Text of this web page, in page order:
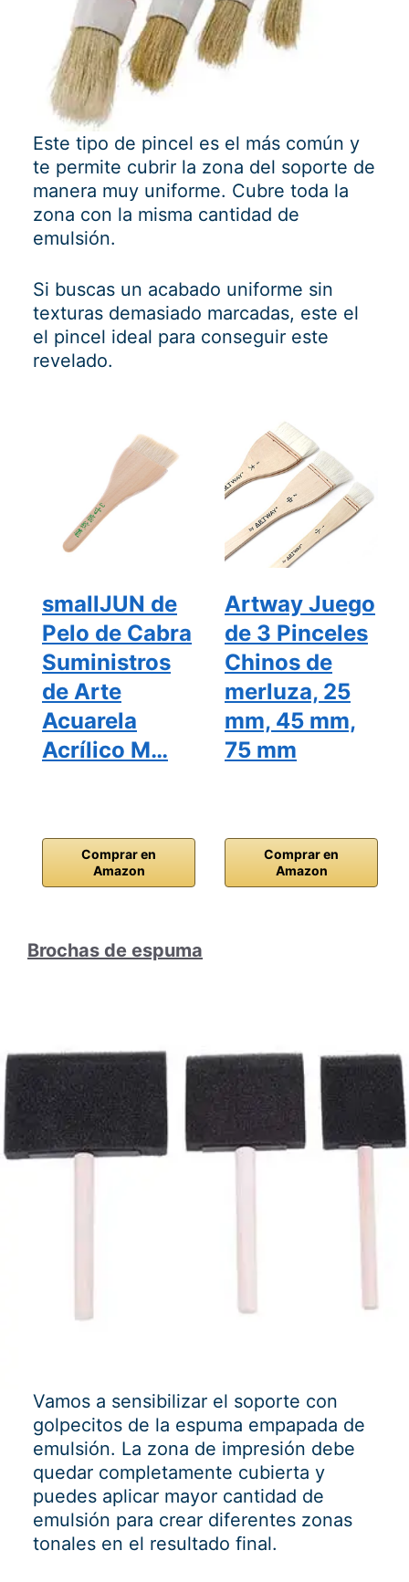
Este tipo de pincel es el más común y
te permite cubrir la zona del soporte de
manera muy uniforme. Cubre toda la
zona con la misma cantidad de
emulsión.
Si buscas un acabado uniforme sin
texturas demasiado marcadas, este el
el pincel ideal para conseguir este
revelado.
smallJUN de
Pelo de Cabra
Suministros
de Arte
Acuarela
Acrílico M…
Comprar en
Amazon
Artway Juego
de 3 Pinceles
Chinos de
merluza, 25
mm, 45 mm,
75 mm
Comprar en
Amazon
Brochas de espuma
Vamos a sensibilizar el soporte con
golpecitos de la espuma empapada de
emulsión. La zona de impresión debe
quedar completamente cubierta y
puedes aplicar mayor cantidad de
emulsión para crear diferentes zonas
tonales en el resultado final.